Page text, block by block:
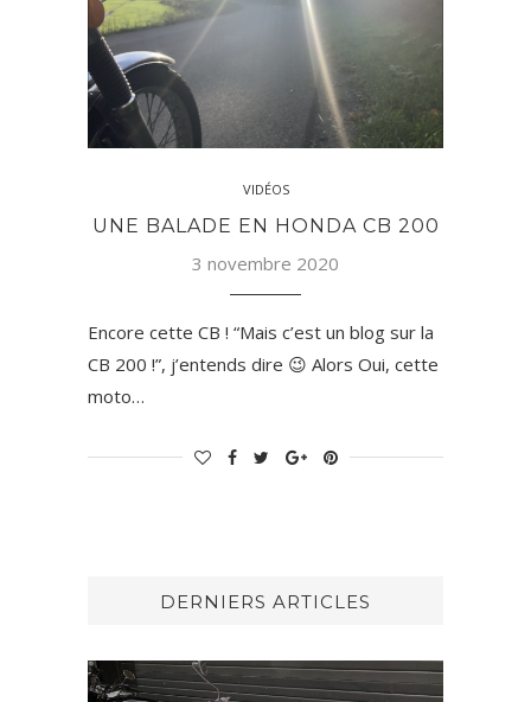
VIDÉOS
UNE BALADE EN HONDA CB 200
3 novembre 2020
Encore cette CB ! “Mais c’est un blog sur la
CB 200 !”, j’entends dire 😉 Alors Oui, cette
moto…
DERNIERS ARTICLES